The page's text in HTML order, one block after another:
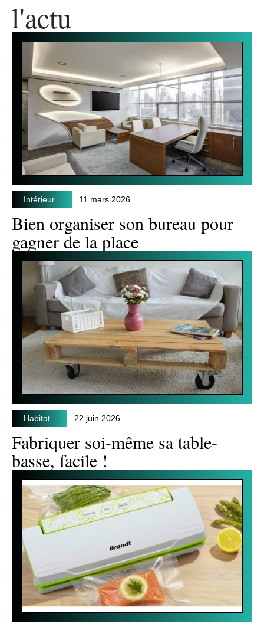
l'actu
Intérieur 11 mars 2026
Bien organiser son bureau pour
gagner de la place
Habitat 22 juin 2026
Fabriquer soi-même sa table-
basse, facile !